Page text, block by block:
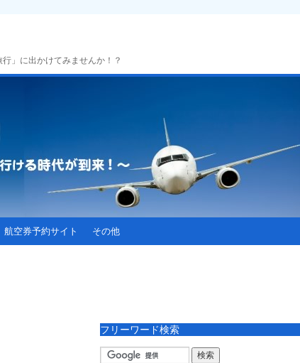
」に出かけてみませんか！？
航空券予約サイト その他
フリーワード検索